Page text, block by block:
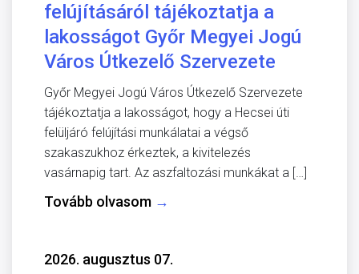
felújításáról tájékoztatja a
lakosságot Győr Megyei Jogú
Város Útkezelő Szervezete
Győr Megyei Jogú Város Útkezelő Szervezete
tájékoztatja a lakosságot, hogy a Hecsei úti
felüljáró felújítási munkálatai a végső
szakaszukhoz érkeztek, a kivitelezés
vasárnapig tart. Az aszfaltozási munkákat a […]
Tovább olvasom →
2026. augusztus 07.